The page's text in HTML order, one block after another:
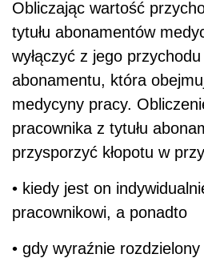
Obliczając wartość
tytułu abonamentów
wyłączyć z jego
abonamentu, która
medycyny pracy.
pracownika z tytułu
przysporzyć kłopotu w
• kiedy jest on
pracownikowi, a ponadto
• gdy wyraźnie